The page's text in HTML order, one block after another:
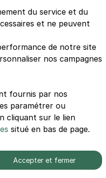
réservés - Fabriqué avec soin à
du service et du
et ne peuvent
de notre site
nos campagnes
fournis par nos
paramétrer ou
cliquant sur le lien
situé en bas de page.
Accepter et fermer